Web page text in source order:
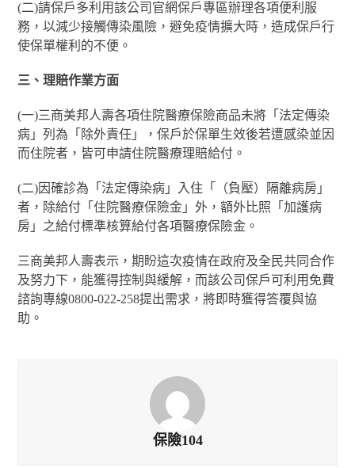
(二)請保戶多利用該公司官網保戶專區辦理各項便利服
務，以減少接觸傳染風險，避免疫情擴大時，造成保戶行
使保單權利的不便。
三、理賠作業方面
(一)三商美邦人壽各項住院醫療保險商品未將「法定傳染
病」列為「除外責任」，保戶於保單生效後若遭感染並因
而住院者，皆可申請住院醫療理賠給付。
(二)因確診為「法定傳染病」入住「（負壓）隔離病房」
者，除給付「住院醫療保險金」外，額外比照「加護病
房」之給付標準核算給付各項醫療保險金。
三商美邦人壽表示，期盼這次疫情在政府及全民共同合作
及努力下，能獲得控制與緩解，而該公司保戶可利用免費
諮詢專線0800-022-258提出需求，將即時獲得答覆與協
助。
保險104